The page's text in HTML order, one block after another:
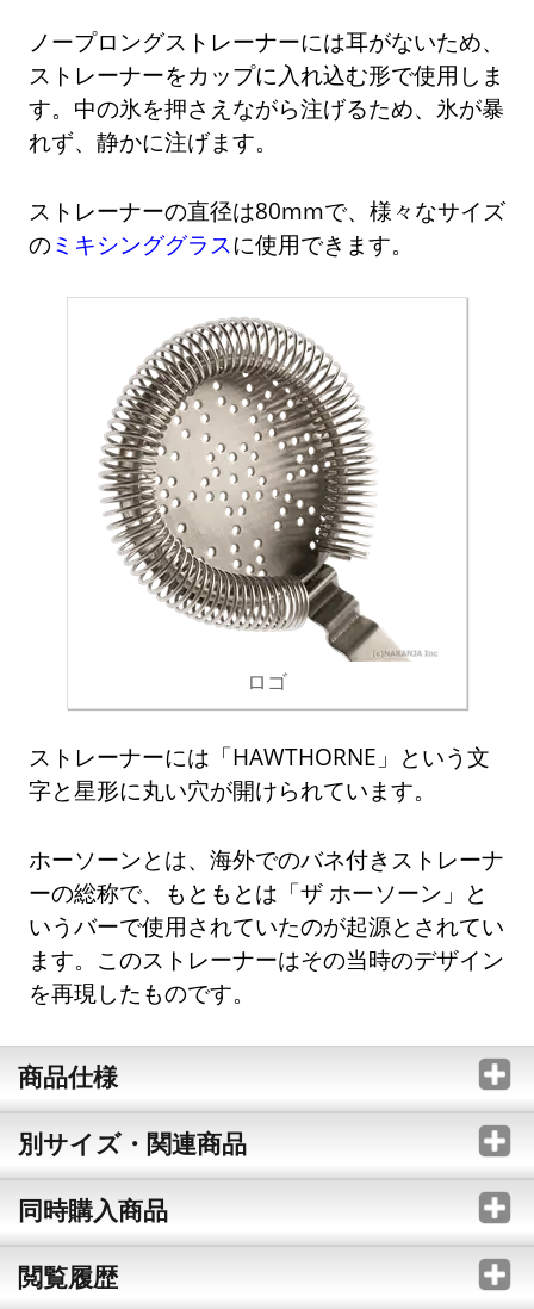
ノープロングストレーナーには耳がないため、
ストレーナーをカップに入れ込む形で使用しま
す。中の氷を押さえながら注げるため、氷が暴
れず、静かに注げます。
ストレーナーの直径は80mmで、様々なサイズ
のミキシンググラスに使用できます。
ロゴ
ストレーナーには「HAWTHORNE」という文
字と星形に丸い穴が開けられています。
ホーソーンとは、海外でのバネ付きストレーナ
ーの総称で、もともとは「ザ ホーソーン」と
いうバーで使用されていたのが起源とされてい
ます。このストレーナーはその当時のデザイン
を再現したものです。
商品仕様
別サイズ・関連商品
同時購入商品
閲覧履歴